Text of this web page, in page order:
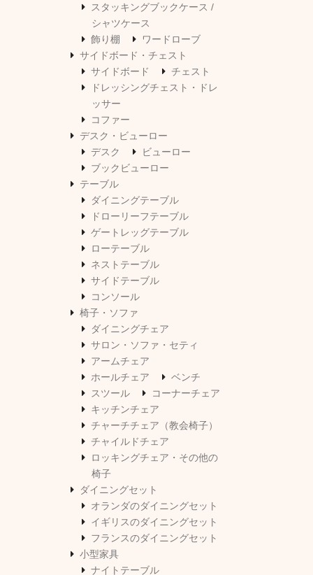
スタッキングブックケース /
シャツケース
飾り棚
ワードローブ
サイドボード・チェスト
サイドボード
チェスト
ドレッシングチェスト・ドレ
ッサー
コファー
デスク・ビューロー
デスク
ビューロー
ブックビューロー
テーブル
ダイニングテーブル
ドローリーフテーブル
ゲートレッグテーブル
ローテーブル
ネストテーブル
サイドテーブル
コンソール
椅子・ソファ
ダイニングチェア
サロン・ソファ・セティ
アームチェア
ホールチェア
ベンチ
スツール
コーナーチェア
キッチンチェア
チャーチチェア（教会椅子）
チャイルドチェア
ロッキングチェア・その他の
椅子
ダイニングセット
オランダのダイニングセット
イギリスのダイニングセット
フランスのダイニングセット
小型家具
ナイトテーブル